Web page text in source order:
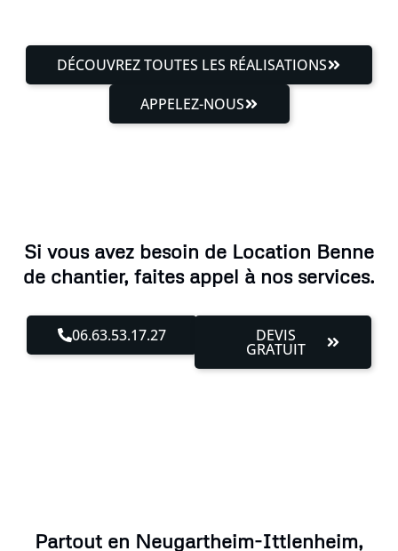
DÉCOUVREZ TOUTES LES RÉALISATIONS
APPELEZ-NOUS
Si vous avez besoin de Location Benne
de chantier, faites appel à nos services.
06.63.53.17.27 DEVIS
GRATUIT
Partout en Neugartheim-Ittlenheim,